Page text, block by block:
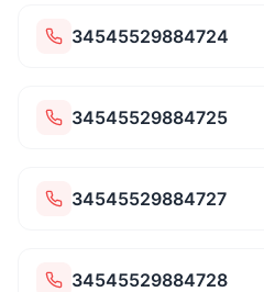
34545529884724
34545529884725
34545529884727
34545529884728